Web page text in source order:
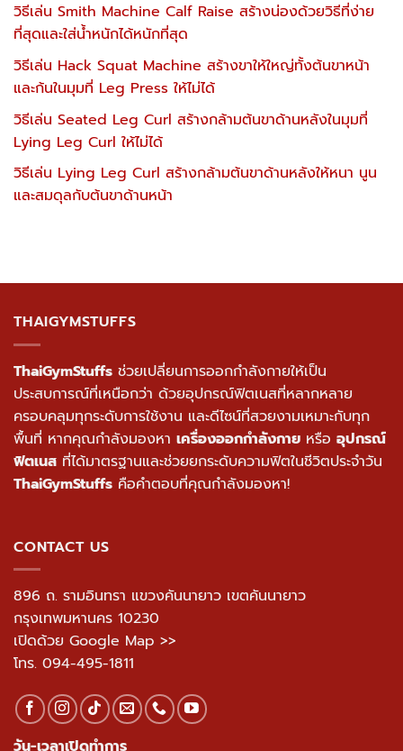
วิธีเล่น Smith Machine Calf Raise สร้างน่องด้วยวิธีที่ง่าย
ที่สุดและใส่น้ำหนักได้หนักที่สุด
วิธีเล่น Hack Squat Machine สร้างขาให้ใหญ่ทั้งต้นขาหน้า
และก้นในมุมที่ Leg Press ให้ไม่ได้
วิธีเล่น Seated Leg Curl สร้างกล้ามต้นขาด้านหลังในมุมที่
Lying Leg Curl ให้ไม่ได้
วิธีเล่น Lying Leg Curl สร้างกล้ามต้นขาด้านหลังให้หนา นูน
และสมดุลกับต้นขาด้านหน้า
THAIGYMSTUFFS
ThaiGymStuffs ช่วยเปลี่ยนการออกกำลังกายให้เป็น
ประสบการณ์ที่เหนือกว่า ด้วยอุปกรณ์ฟิตเนสที่หลากหลาย
ครอบคลุมทุกระดับการใช้งาน และดีไซน์ที่สวยงามเหมาะกับทุก
พื้นที่ หากคุณกำลังมองหา เครื่องออกกำลังกาย หรือ อุปกรณ์
ฟิตเนส ที่ได้มาตรฐานและช่วยยกระดับความฟิตในชีวิตประจำวัน
ThaiGymStuffs คือคำตอบที่คุณกำลังมองหา!
CONTACT US
896 ถ. รามอินทรา แขวงคันนายาว เขตคันนายาว
กรุงเทพมหานคร 10230
เปิดด้วย Google Map >>
โทร. 094-495-1811
วัน-เวลาเปิดทำการ